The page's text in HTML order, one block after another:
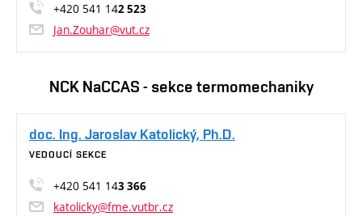
+420 541 142 523
Jan.Zouhar@vut.cz
NCK NaCCAS - sekce termomechaniky
doc. Ing. Jaroslav Katolický, Ph.D.
VEDOUCÍ SEKCE
+420 541 143 366
katolicky@fme.vutbr.cz